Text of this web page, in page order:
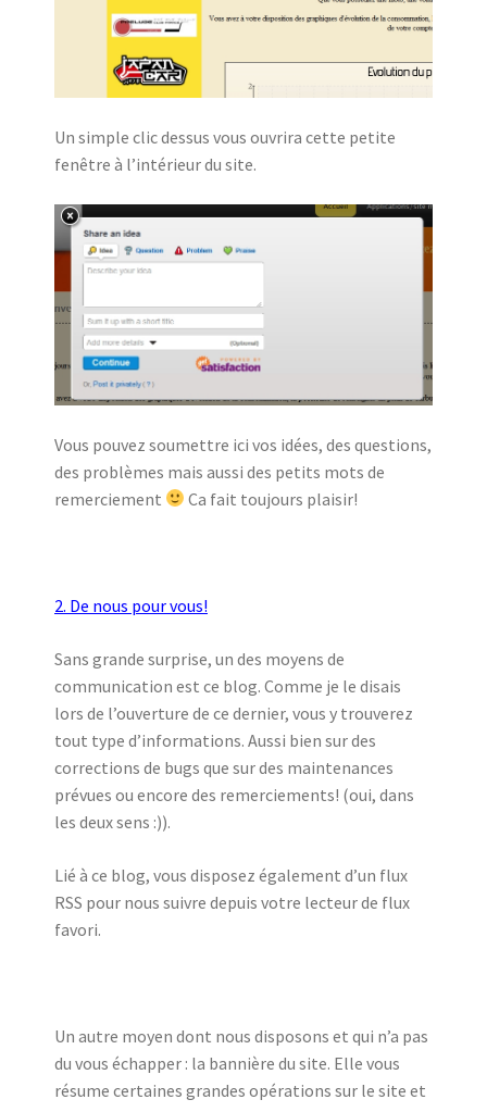
Un simple clic dessus vous ouvrira cette petite
fenêtre à l’intérieur du site.
Vous pouvez soumettre ici vos idées, des questions,
des problèmes mais aussi des petits mots de
remerciement
Ca fait toujours plaisir!
2. De nous pour vous!
Sans grande surprise, un des moyens de
communication est ce blog. Comme je le disais
lors de l’ouverture de ce dernier, vous y trouverez
tout type d’informations. Aussi bien sur des
corrections de bugs que sur des maintenances
prévues ou encore des remerciements! (oui, dans
les deux sens :)).
Lié à ce blog, vous disposez également d’un flux
RSS pour nous suivre depuis votre lecteur de flux
favori.
Un autre moyen dont nous disposons et qui n’a pas
du vous échapper : la bannière du site. Elle vous
résume certaines grandes opérations sur le site et